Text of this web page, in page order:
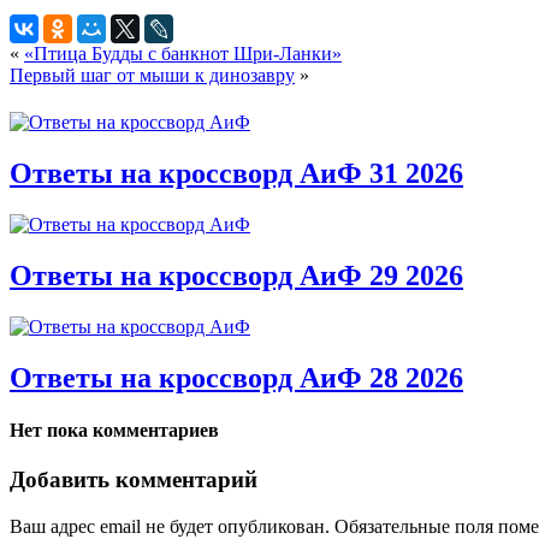
« «Птица Будды с банкнот Шри-Ланки»
Первый шаг от мыши к динозавру »
Ответы на кроссворд АиФ 31 2026
Ответы на кроссворд АиФ 29 2026
Ответы на кроссворд АиФ 28 2026
Нет пока комментариев
Добавить комментарий
Ваш адрес email не будет опубликован. Обязательные поля